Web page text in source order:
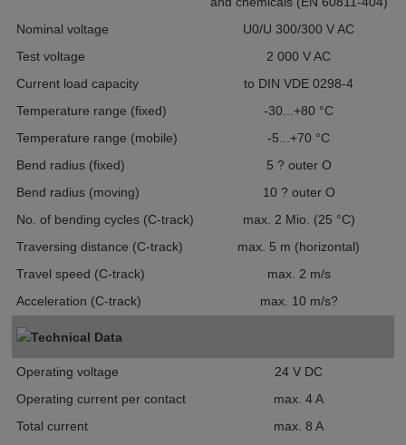
Nominal voltage
U0/U 300/300 V AC
Test voltage
2 000 V AC
Current load capacity
to DIN VDE 0298-4
Temperature range (fixed)
-30...+80 °C
Temperature range (mobile)
-5...+70 °C
Bend radius (fixed)
5 ? outer O
Bend radius (moving)
10 ? outer O
No. of bending cycles (C-track)
max. 2 Mio. (25 °C)
Traversing distance (C-track)
max. 5 m (horizontal)
Travel speed (C-track)
max. 2 m/s
Acceleration (C-track)
max. 10 m/s?
Technical Data
Operating voltage
24 V DC
Operating current per contact
max. 4 A
Total current
max. 8 A